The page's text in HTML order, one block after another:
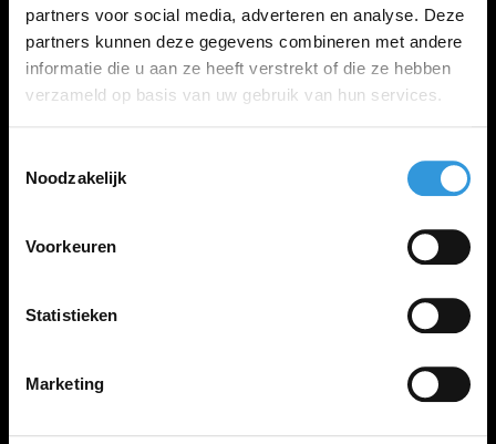
partners voor social media, adverteren en analyse. Deze
partners kunnen deze gegevens combineren met andere
informatie die u aan ze heeft verstrekt of die ze hebben
verzameld op basis van uw gebruik van hun services.
Noodzakelijk
Voorkeuren
Statistieken
Marketing
FAQ
Kennis maken met MELON